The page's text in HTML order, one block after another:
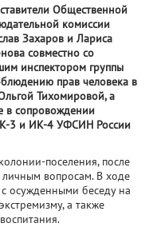
Общественной
комиссии
Захаров и Лариса
совместно со
инспектором группы
прав человека в
Тихомировой, а
в сопровождении
3 и ИК-4 УФСИН России
поселения, после
вопросам. В ходе
осужденными беседу на
а также